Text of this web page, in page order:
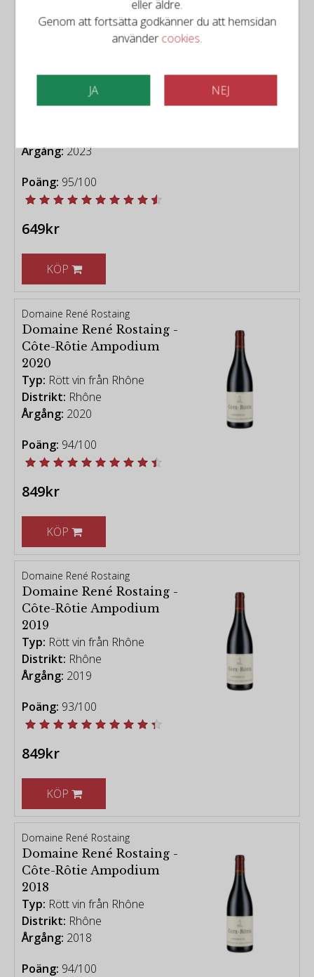
Domaine du Vieux
Rött vin från Châteauneuf-
Årgång:2023
Poäng: 95/100
649kr
KÖP
Domaine René Rostaing
Domaine René Rostaing -
Côte-Rôtie Ampodium
2020
Typ: Rött vin från Rhône
Distrikt: Rhône
Årgång: 2020
Poäng: 94/100
849kr
KÖP
Domaine René Rostaing
Domaine René Rostaing -
Côte-Rôtie Ampodium
2019
Typ: Rött vin från Rhône
Distrikt: Rhône
Årgång: 2019
Poäng: 93/100
849kr
KÖP
Domaine René Rostaing
Domaine René Rostaing -
Côte-Rôtie Ampodium
2018
Typ: Rött vin från Rhône
Distrikt: Rhône
Årgång: 2018
Poäng: 94/100
eller äldre.
Genom att fortsätta godkänner du att hemsidan
användercookies.
JA NEJ